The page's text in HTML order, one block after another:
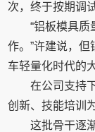
次，终于按期调
“铝板模具
作。”许建说，
车轻量化时代的
在公司支持
创新、技能培训
这批骨干逐